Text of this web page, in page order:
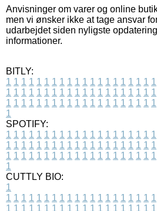
Anvisninger om varer og online
men vi ønsker ikke at tage ansvar
udarbejdet siden nyligste
informationer.
BITLY:
1 1 1 1 1 1 1 1 1 1 1 1 1 1 1 1 1 1 1 1
1 1 1 1 1 1 1 1 1 1 1 1 1 1 1 1 1 1 1 1
1 1 1 1 1 1 1 1 1 1 1 1 1 1 1 1 1 1 1 1
1
SPOTIFY:
1 1 1 1 1 1 1 1 1 1 1 1 1 1 1 1 1 1 1 1
1 1 1 1 1 1 1 1 1 1 1 1 1 1 1 1 1 1 1 1
1 1 1 1 1 1 1 1 1 1 1 1 1 1 1 1 1 1 1 1
1
CUTTLY BIO:
1
1 1 1 1 1 1 1 1 1 1 1 1 1 1 1 1 1 1 1 1
1 1 1 1 1 1 1 1 1 1 1 1 1 1 1 1 1 1 1 1